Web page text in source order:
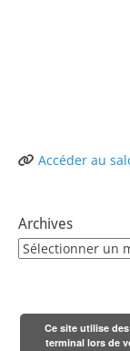
Accéder au
Archives
Archives
Ce site utilise
terminal lors de